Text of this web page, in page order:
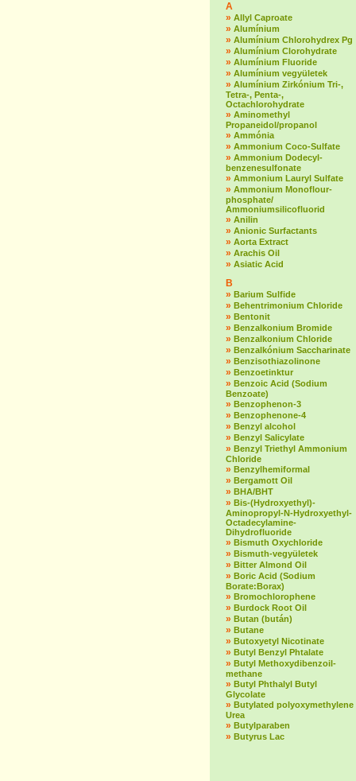
A
» Allyl Caproate
» Alumínium
» Alumínium Chlorohydrex Pg
» Alumínium Clorohydrate
» Alumínium Fluoride
» Alumínium vegyületek
» Alumínium Zirkónium Tri-,
Tetra-, Penta-,
Octachlorohydrate
» Aminomethyl
Propaneidol/propanol
» Ammónia
» Ammonium Coco-Sulfate
» Ammonium Dodecyl-
benzenesulfonate
» Ammonium Lauryl Sulfate
» Ammonium Monoflour-
phosphate/
Ammoniumsilicofluorid
» Anilin
» Anionic Surfactants
» Aorta Extract
» Arachis Oil
» Asiatic Acid
B
» Barium Sulfide
» Behentrimonium Chloride
» Bentonit
» Benzalkonium Bromide
» Benzalkonium Chloride
» Benzalkónium Saccharinate
» Benzisothiazolinone
» Benzoetinktur
» Benzoic Acid (Sodium
Benzoate)
» Benzophenon-3
» Benzophenone-4
» Benzyl alcohol
» Benzyl Salicylate
» Benzyl Triethyl Ammonium
Chloride
» Benzylhemiformal
» Bergamott Oil
» BHA/BHT
» Bis-(Hydroxyethyl)-
Aminopropyl-N-Hydroxyethyl-
Octadecylamine-
Dihydrofluoride
» Bismuth Oxychloride
» Bismuth-vegyületek
» Bitter Almond Oil
» Boric Acid (Sodium
Borate:Borax)
» Bromochlorophene
» Burdock Root Oil
» Butan (bután)
» Butane
» Butoxyetyl Nicotinate
» Butyl Benzyl Phtalate
» Butyl Methoxydibenzoil-
methane
» Butyl Phthalyl Butyl
Glycolate
» Butylated polyoxymethylene
Urea
» Butylparaben
» Butyrus Lac